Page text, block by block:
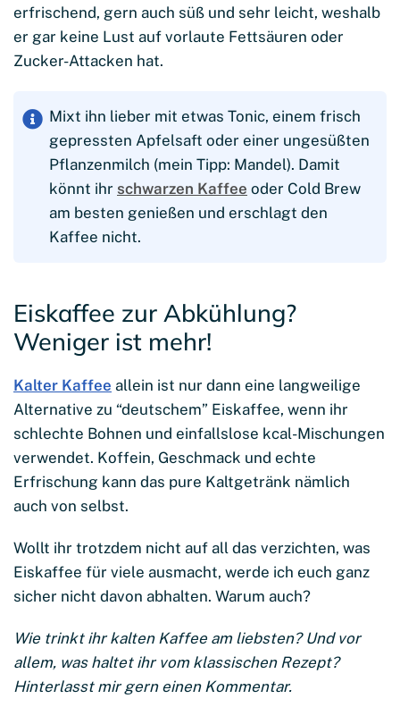
erfrischend, gern auch süß und sehr leicht, weshalb
er gar keine Lust auf vorlaute Fettsäuren oder
Zucker-Attacken hat.
Mixt ihn lieber mit etwas Tonic, einem frisch
gepressten Apfelsaft oder einer ungesüßten
Pflanzenmilch (mein Tipp: Mandel). Damit
könnt ihr schwarzen Kaffee oder Cold Brew
am besten genießen und erschlagt den
Kaffee nicht.
Eiskaffee zur Abkühlung?
Weniger ist mehr!
Kalter Kaffee allein ist nur dann eine langweilige
Alternative zu “deutschem” Eiskaffee, wenn ihr
schlechte Bohnen und einfallslose kcal-Mischungen
verwendet. Koffein, Geschmack und echte
Erfrischung kann das pure Kaltgetränk nämlich
auch von selbst.
Wollt ihr trotzdem nicht auf all das verzichten, was
Eiskaffee für viele ausmacht, werde ich euch ganz
sicher nicht davon abhalten. Warum auch?
Wie trinkt ihr kalten Kaffee am liebsten? Und vor
allem, was haltet ihr vom klassischen Rezept?
Hinterlasst mir gern einen Kommentar.